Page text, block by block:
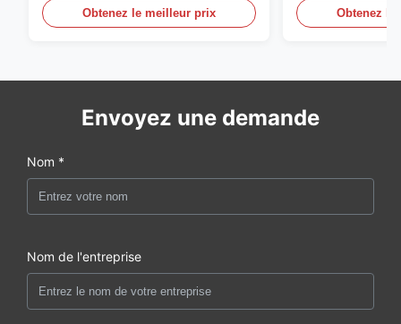
diamètre de lame de 1830 mm et
un volume d'air de 120000 m3/h
Obtenez le meilleur prix
et de Obtenez
Envoyez une demande
Nom *
Nom de l'entreprise